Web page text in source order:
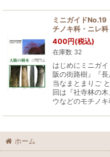
ミニガイド
チノキ科・ニレ
400円(税込)
在庫数 32
はじめにミニガ
阪の街路樹』『
当なまとまりご
回は『社寺林の
ウなどのモチノ
ホーム